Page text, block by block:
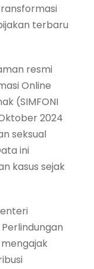
terbaru
resmi
Online
(SIMFONI
2024
seksual
ini
kasus sejak
mengajak